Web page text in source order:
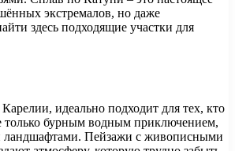
экстремалов, но даже
здесь подходящие участки для
идеально подходит для тех, кто
только бурным водным приключением,
ландшафтами. Пейзажи с живописными